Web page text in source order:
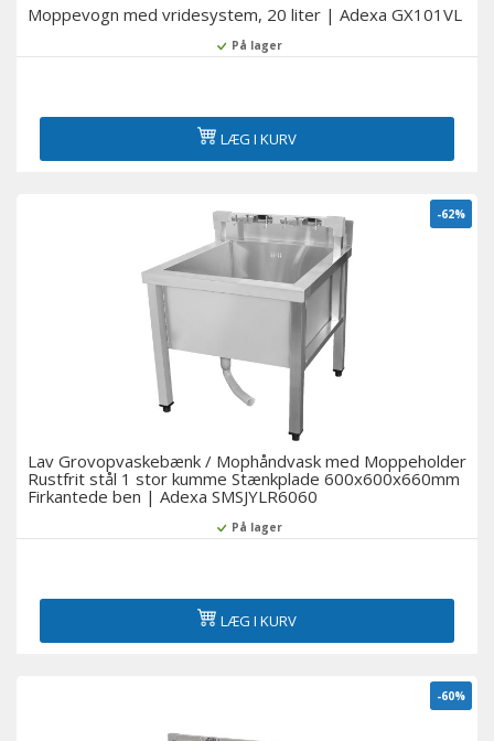
Moppevogn med vridesystem, 20 liter | Adexa GX101VL
På lager
LÆG I KURV
-62%
Lav Grovopvaskebænk / Mophåndvask med Moppeholder
Rustfrit stål 1 stor kumme Stænkplade 600x600x660mm
Firkantede ben | Adexa SMSJYLR6060
På lager
LÆG I KURV
-60%